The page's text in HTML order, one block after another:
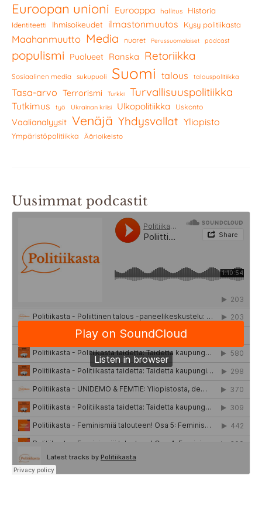
Euroopan unioni Eurooppa hallitus Historia
Identiteetti Ihmisoikeudet ilmastonmuutos Kysy politiikasta
Maahanmuutto Media nuoret Perussuomalaiset podcast
populismi Puolueet Ranska Retoriikka
Sosiaalinen media sukupuoli Suomi talous talouspolitiikka
Tasa-arvo Terrorismi Turkki Turvallisuuspolitiikka
Tutkimus työ Ukrainan kriisi Ulkopolitiikka Uskonto
Vaalianalyysit Venäjä Yhdysvallat Yliopisto
Ympäristöpolitiikka Äärioikeisto
Uusimmat podcastit